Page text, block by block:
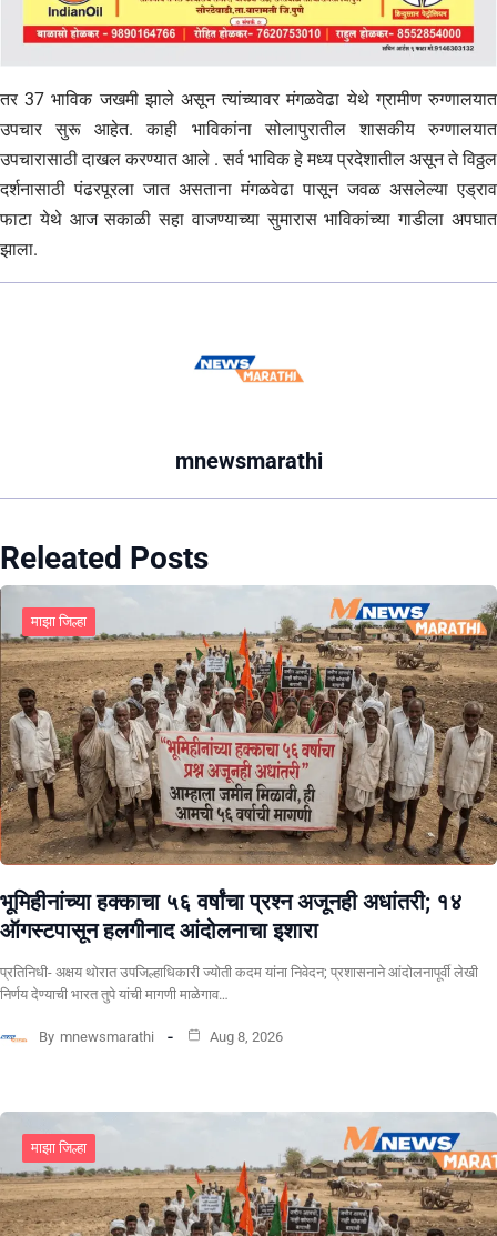
तर 37 भाविक जखमी झाले असून त्यांच्यावर मंगळवेढा येथे ग्रामीण रुग्णालयात
उपचार सुरू आहेत. काही भाविकांना सोलापुरातील शासकीय रुग्णालयात
उपचारासाठी दाखल करण्यात आले . सर्व भाविक हे मध्य प्रदेशातील असून ते विठ्ठल
दर्शनासाठी पंढरपूरला जात असताना मंगळवेढा पासून जवळ असलेल्या एड्राव
फाटा येथे आज सकाळी सहा वाजण्याच्या सुमारास भाविकांच्या गाडीला अपघात
झाला.
mnewsmarathi
Releated Posts
माझा जिल्हा
भूमिहीनांच्या हक्काचा ५६ वर्षांचा प्रश्न अजूनही अधांतरी; १४
ऑगस्टपासून हलगीनाद आंदोलनाचा इशारा
प्रतिनिधी- अक्षय थोरात उपजिल्हाधिकारी ज्योती कदम यांना निवेदन; प्रशासनाने आंदोलनापूर्वी लेखी
निर्णय देण्याची भारत तुपे यांची मागणी माळेगाव…
By mnewsmarathi Aug 8, 2026
माझा जिल्हा